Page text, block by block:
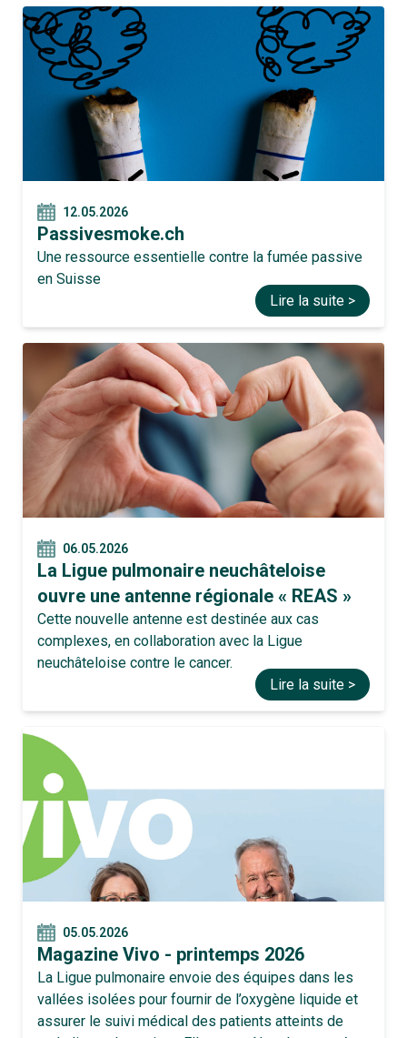
12.05.2026
Passivesmoke.ch
Une ressource essentielle contre la fumée passive
en Suisse
Lire la suite >
06.05.2026
La Ligue pulmonaire neuchâteloise
ouvre une antenne régionale « REAS »
Cette nouvelle antenne est destinée aux cas
complexes, en collaboration avec la Ligue
neuchâteloise contre le cancer.
Lire la suite >
05.05.2026
Magazine Vivo - printemps 2026
La Ligue pulmonaire envoie des équipes dans les
vallées isolées pour fournir de l’oxygène liquide et
assurer le suivi médical des patients atteints de